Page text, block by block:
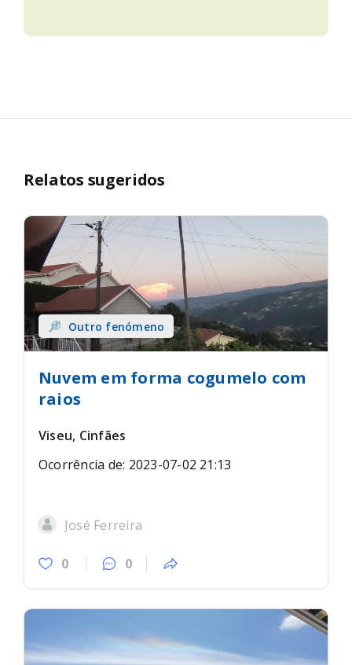
Relatos sugeridos
Outro fenómeno
Nuvem em forma cogumelo com
raios
Viseu, Cinfães
Ocorrência de: 2023-07-02 21:13
José Ferreira
0 0